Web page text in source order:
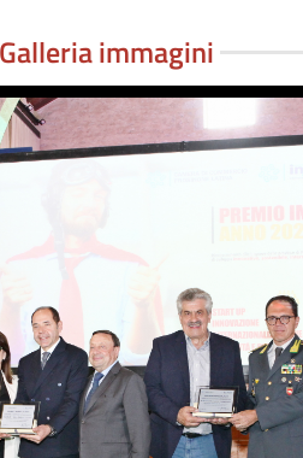
Galleria immagini